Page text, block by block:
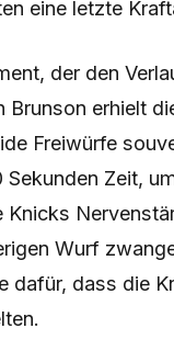
eine letzte
der den
Brunson erhielt
Freiwürfe
Zeit,
Wurf
dafür, dass die